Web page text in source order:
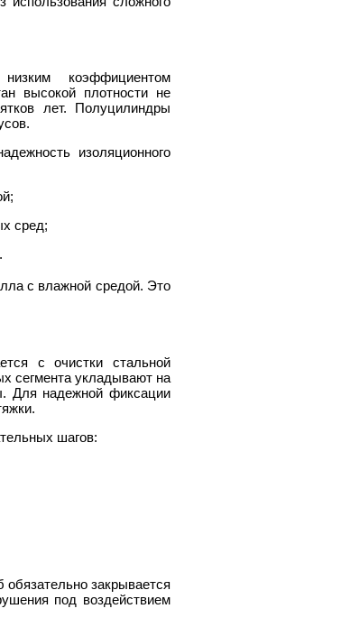
коэффициентом
высокой плотности не
лет. Полуцилиндры
изоляционного
сред;
с влажной средой. Это
с очистки стальной
сегмента укладывают на
Для надежной фиксации
шагов:
закрывается
под воздействием